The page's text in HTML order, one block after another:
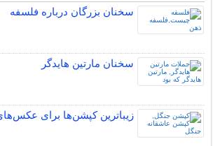
سخنان بزرگان درباره فلسفه
سخنان مارتین هایدگر
زیباترین کپشن‌ها برای